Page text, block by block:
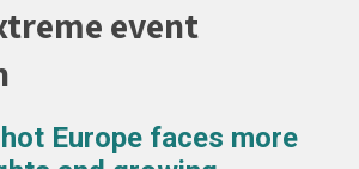
event
Europe faces more